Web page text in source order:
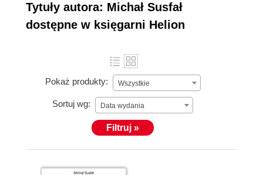
Tytuły autora: Michał Susfał
dostępne w księgarni Helion
Pokaż produkty: Wszystkie
Sortuj wg: Data wydania
Filtruj »